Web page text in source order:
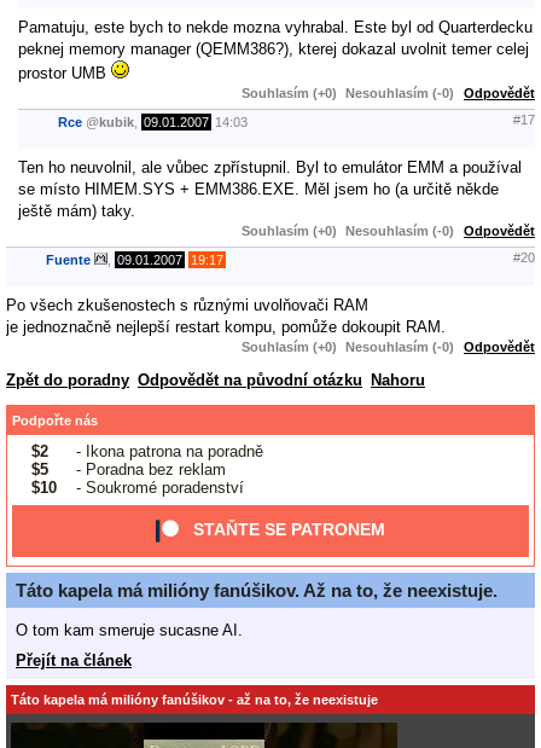
Pamatuju, este bych to nekde mozna vyhrabal. Este byl od Quarterdecku
peknej memory manager (QEMM386?), kterej dokazal uvolnit temer celej
prostor UMB
Souhlasím (+0) Nesouhlasím (-0) Odpovědět
Rce @kubik 09.01.2007 14:03 #17
Ten ho neuvolnil, ale vůbec zpřístupnil. Byl to emulátor EMM a používal
se místo HIMEM.SYS + EMM386.EXE. Měl jsem ho (a určitě někde
ještě mám) taky.
Souhlasím (+0) Nesouhlasím (-0) Odpovědět
Fuente 09.01.2007 19:17 #20
Po všech zkušenostech s různými uvolňovači RAM
je jednoznačně nejlepší restart kompu, pomůže dokoupit RAM.
Souhlasím (+0) Nesouhlasím (-0) Odpovědět
Zpět do poradny Odpovědět na původní otázku Nahoru
Podpořte nás
$2
- Ikona patrona na poradně
$5
- Poradna bez reklam
$10
- Soukromé poradenství
STAŇTE SE PATRONEM
Táto kapela má milióny fanúšikov. Až na to, že neexistuje.
O tom kam smeruje sucasne AI.
Přejít na článek
Táto kapela má milióny fanúšikov - až na to, že neexistuje